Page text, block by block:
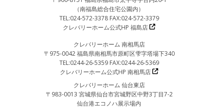
（南福島総合住宅公園内）
TEL:024-572-3378 FAX:024-572-3379
クレバリーホーム公式HP 福島店
クレバリーホーム 南相馬店
〒975-0042 福島県南相馬市原町区雫字塔場下340
TEL:0244-26-5359 FAX:0244-26-5369
クレバリーホーム公式HP 南相馬店
クレバリーホーム 仙台東店
〒983-0013 宮城県仙台市宮城野区中野3丁目7-2
仙台港エコノハ展示場内